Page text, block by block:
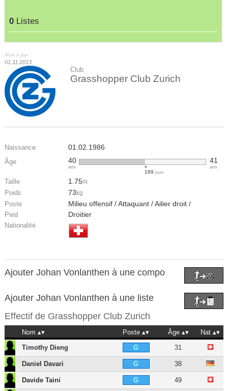
0 Listes
Mise à jour :
01.11.2013
Club
Grasshopper Club Zurich
Naissance 01.02.1986
Âge 40
ans
189 jours
41
ans
Taille 1.75m
Poids 73 kg
Poste Milieu offensif / Attaquant / Ailier droit /
Pied Droitier
Nationalité
Ajouter Johan Vonlanthen à une compo
Ajouter Johan Vonlanthen à une liste
Effectif de Grasshopper Club Zurich
Nom Poste Âge
Nat
Timothy Dieng
G 31
Daniel Davari G 38
Davide Taini G 49